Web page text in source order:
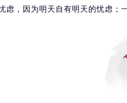
虑，因为明天自有明天的忧虑；